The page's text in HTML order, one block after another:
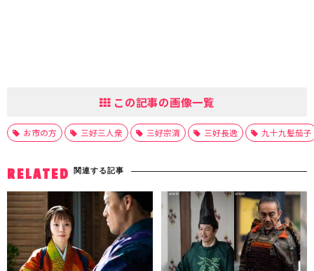
この記事の画像一覧
お市の方 三好三人衆 三好宗渭 三好長逸 九十九髪茄子
RELATED 関連する記事